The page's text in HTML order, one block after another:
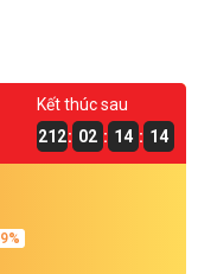
Kết thúc sau
212: 02 : 14 : 14